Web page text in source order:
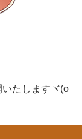
たしますヾ(o